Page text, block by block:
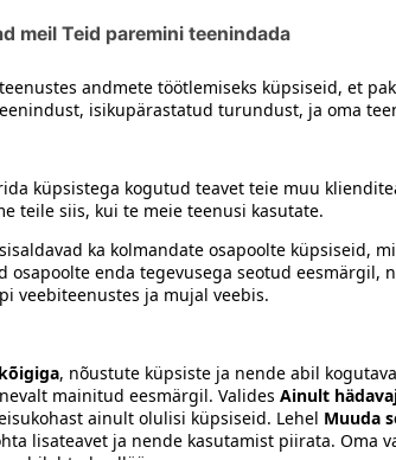
Aroom, PEG-12,
Bensüülalkohol, Limoneen,
koostisosi kontrollida ka pakendilt.